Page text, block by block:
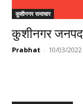
कुशीनगर समाचार
कुशीनगर जनपद
Prabhat - 10/03/2022